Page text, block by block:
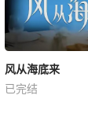
风从海底来
已完结